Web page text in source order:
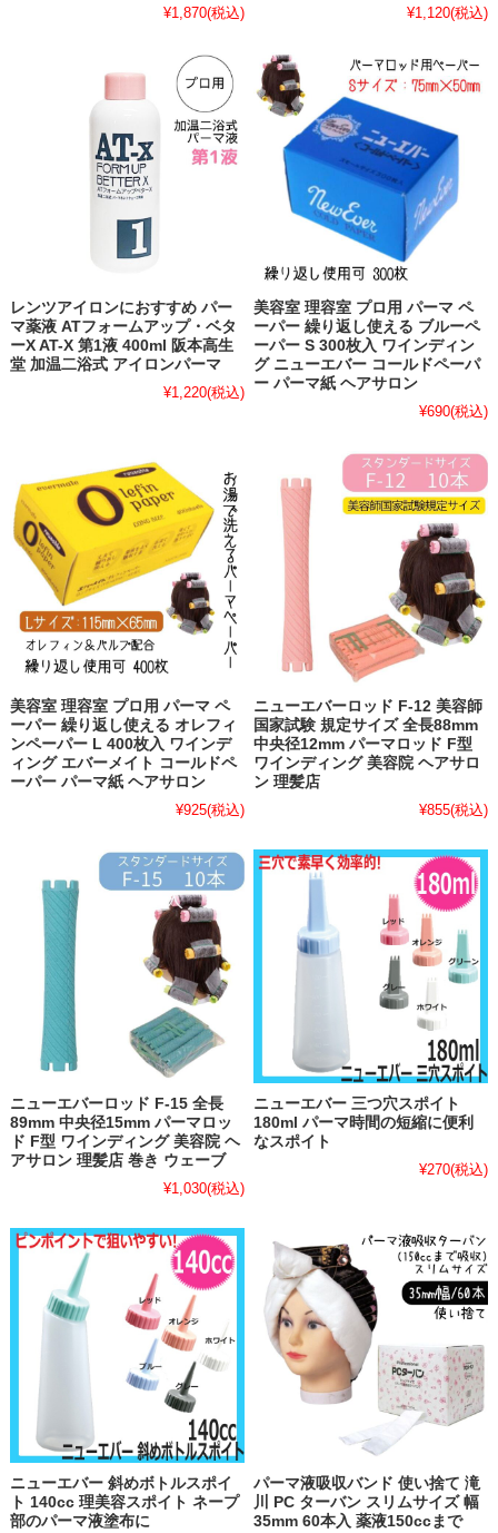
¥1,870(税込) ¥1,120(税込)
レンツアイロンにおすすめ パー
マ薬液 ATフォームアップ・ベタ
ーX AT-X 第1液 400ml 阪本高生
堂 加温二浴式 アイロンパーマ
¥1,220(税込)
美容室 理容室 プロ用 パーマ ペ
ーパー 繰り返し使える ブルーペ
ーパー S 300枚入 ワインディン
グ ニューエバー コールドペーパ
ー パーマ紙 ヘアサロン
¥690(税込)
美容室 理容室 プロ用 パーマ ペ
ーパー 繰り返し使える オレフィ
ンペーパー L 400枚入 ワインデ
ィング エバーメイト コールドペ
ーパー パーマ紙 ヘアサロン
¥925(税込)
ニューエバーロッド F-12 美容師
国家試験 規定サイズ 全長88mm
中央径12mm パーマロッド F型
ワインディング 美容院 ヘアサロ
ン 理髪店
¥855(税込)
ニューエバーロッド F-15 全長
89mm 中央径15mm パーマロッ
ド F型 ワインディング 美容院 ヘ
アサロン 理髪店 巻き ウェーブ
¥1,030(税込)
ニューエバー 三つ穴スポイト
180ml パーマ時間の短縮に便利
なスポイト
¥270(税込)
ニューエバー 斜めボトルスポイ
ト 140cc 理美容スポイト ネープ
部のパーマ液塗布に
パーマ液吸収バンド 使い捨て 滝
川 PC ターバン スリムサイズ 幅
35mm 60本入 薬液150ccまで